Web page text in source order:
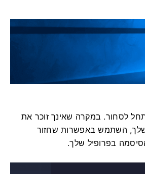
לסחור. במקרה שאינך זוכר את
השתמש באפשרות שחזור
בפרופיל שלך.